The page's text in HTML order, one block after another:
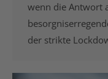
wenn die Antwort
der strikte